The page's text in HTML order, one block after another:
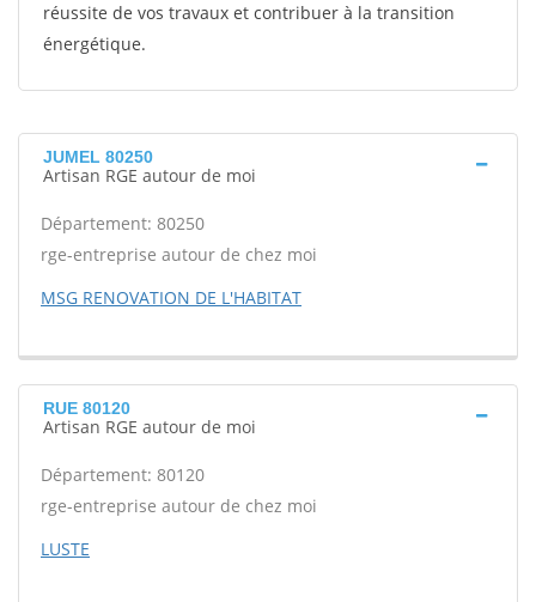
réussite de vos travaux et contribuer à la transition
énergétique.
JUMEL 80250
Artisan RGE autour de moi
Département: 80250
rge-entreprise autour de chez moi
MSG RENOVATION DE L'HABITAT
RUE 80120
Artisan RGE autour de moi
Département: 80120
rge-entreprise autour de chez moi
LUSTE